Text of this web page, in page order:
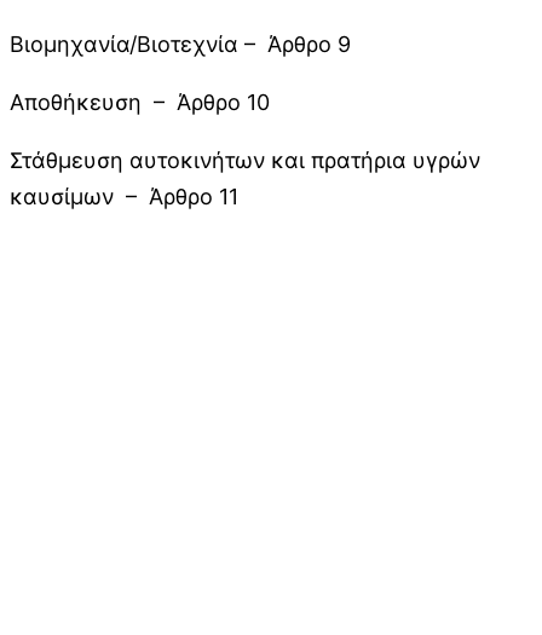
Βιομηχανία/Βιοτεχνία – Άρθρο 9
Αποθήκευση – Άρθρο 10
Στάθμευση αυτοκινήτων και πρατήρια υγρών
καυσίμων – Άρθρο 11